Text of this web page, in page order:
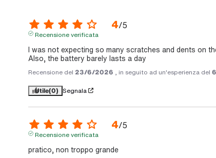
4/5
Recensione verificata
I was not expecting so many scratches and dents on
Also, the battery barely lasts a day
Recensione del 23/6/2026 , in seguito ad un'esperienza del
Utile(0) Segnala
4/5
Recensione verificata
pratico, non troppo grande